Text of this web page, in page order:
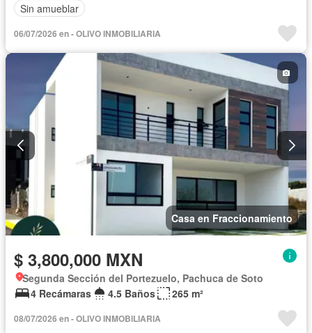
Sin amueblar
06/07/2026 en - OLIVO INMOBILIARIA
Casa en Fraccionamiento
$ 3,800,000 MXN
Segunda Sección del Portezuelo, Pachuca de Soto
4 Recámaras
4.5 Baños 265 m²
08/07/2026 en - OLIVO INMOBILIARIA